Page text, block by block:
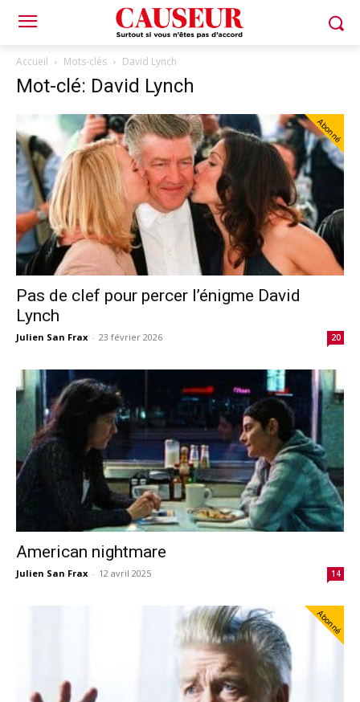
Accueil Mots-clés David Lynch
Mot-clé: David Lynch
Abonné
Pas de clef pour percer l’énigme David
Lynch
Julien San Frax - 23 février 2026 20
American nightmare
Julien San Frax - 12 avril 2025 14
Abonné